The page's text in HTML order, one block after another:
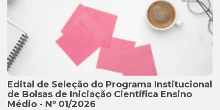
Edital de Seleção do Programa Institucional
de Bolsas de Iniciação Científica Ensino
Médio - Nº 01/2026